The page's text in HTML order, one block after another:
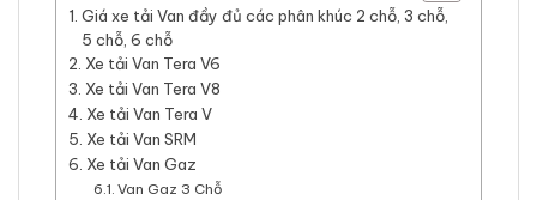
Giá xe tải Van đầy đủ các phân khúc 2 chỗ, 3 chỗ,
5 chỗ, 6 chỗ
Xe tải Van Tera V6
Xe tải Van Tera V8
Xe tải Van Tera V
Xe tải Van SRM
Xe tải Van Gaz
Van Gaz 3 Chỗ